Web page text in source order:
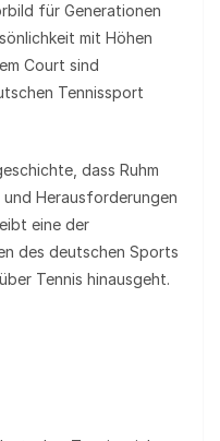
für Generationen
mit Höhen
Court sind
Tennissport
dass Ruhm
Herausforderungen
eine der
des deutschen Sports
Tennis hinausgeht.